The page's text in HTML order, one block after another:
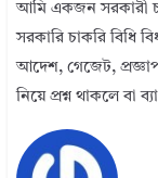
আমি একজন সরকারী
সরকারি চাকরি বিধি
আদেশ, গেজেট,
নিয়ে প্রশ্ন থাকলে বা